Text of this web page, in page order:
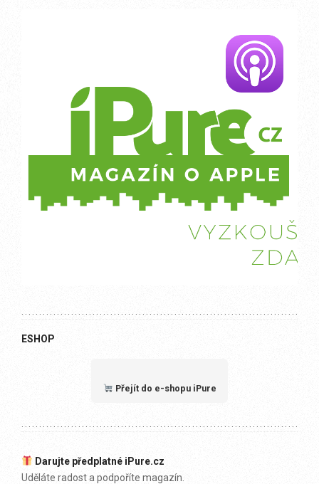
ESHOP
Přejít do e-shopu iPure
Darujte předplatné iPure.cz
Uděláte radost a podpoříte magazín.